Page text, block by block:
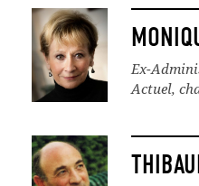
Ex-
Actuel,